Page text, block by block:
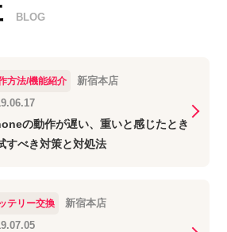
BLOG
方法/機能紹介
新宿本店
の動作が遅い、重いと感じたとき
すべき対策と対処法
テリー交換
新宿本店